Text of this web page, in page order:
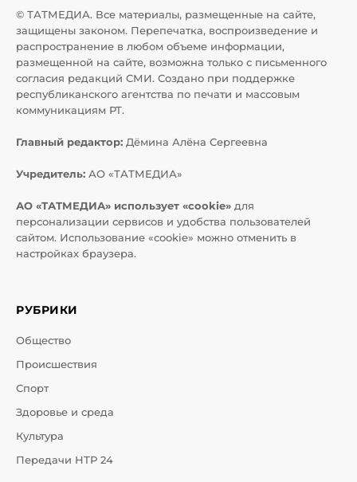
© ТАТМЕДИА. Все материалы, размещенные на сайте,
защищены законом. Перепечатка, воспроизведение и
распространение в любом объеме информации,
размещенной на сайте, возможна только с письменного
согласия редакций СМИ. Создано при поддержке
республиканского агентства по печати и массовым
коммуникациям РТ.
Главный редактор: Дёмина Алёна Сергеевна
Учредитель: АО «ТАТМЕДИА»
АО «ТАТМЕДИА» использует «cookie» для
персонализации сервисов и удобства пользователей
сайтом. Использование «cookie» можно отменить в
настройках браузера.
РУБРИКИ
Общество
Происшествия
Спорт
Здоровье и среда
Культура
Передачи НТР 24